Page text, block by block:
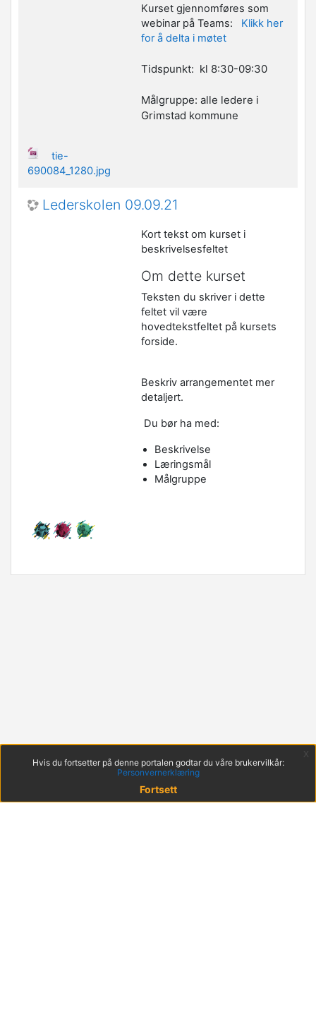
Kurset gjennomføres som
webinar på Teams: Klikk her
for å delta i møtet
Tidspunkt: kl 8:30-09:30
Målgruppe: alle ledere i
Grimstad kommune
tie-
690084_1280.jpg
Lederskolen 09.09.21
Kort tekst om kurset i
beskrivelsesfeltet
Om dette kurset
Teksten du skriver i dette
feltet vil være
hovedtekstfeltet på kursets
forside.
Beskriv arrangementet mer
detaljert.
Du bør ha med:
Beskrivelse
Læringsmål
Målgruppe
Hvis du fortsetter på denne portalen godtar du våre brukervilkår:
Personvernerklæring
Fortsett
x